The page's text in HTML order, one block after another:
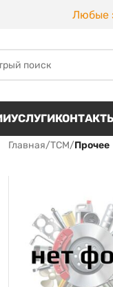
Любые
УСЛУГИ
Главная/TCM/Прочее